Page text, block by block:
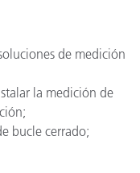
de medición
la medición de
bucle cerrado;